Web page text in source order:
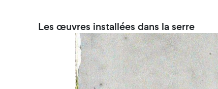
Les œuvres installées dans la serre